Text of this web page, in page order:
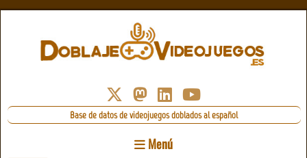
Base de datos de videojuegos doblados al español
Menú